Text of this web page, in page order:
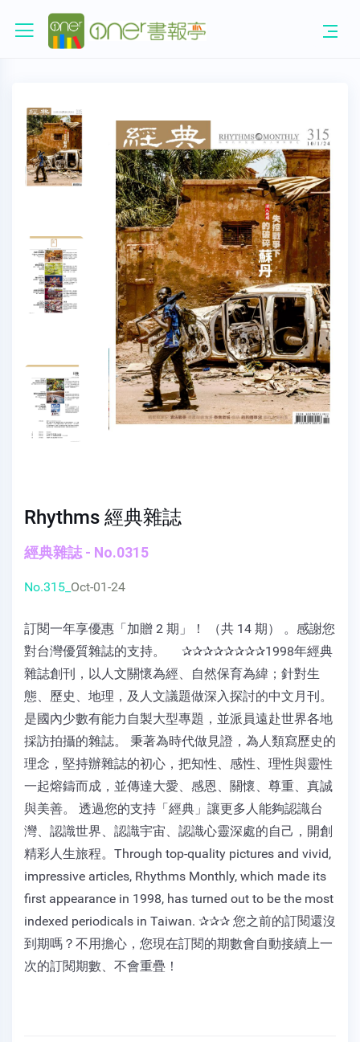
Rhythms 經典雜誌
經典雜誌 - No.0315
No.315_ Oct-01-24
訂閱一年享優惠「加贈 2 期」！ （共 14 期） 。感謝您
對台灣優質雜誌的支持。 ✰✰✰✰✰✰✰✰1998年經典
雜誌創刊，以人文關懷為經、自然保育為緯；針對生
態、歷史、地理，及人文議題做深入探討的中文月刊。
是國內少數有能力自製大型專題，並派員遠赴世界各地
採訪拍攝的雜誌。 秉著為時代做見證，為人類寫歷史的
理念，堅持辦雜誌的初心，把知性、感性、理性與靈性
一起熔鑄而成，並傳達大愛、感恩、關懷、尊重、真誠
與美善。 透過您的支持「經典」讓更多人能夠認識台
灣、認識世界、認識宇宙、認識心靈深處的自己，開創
精彩人生旅程。Through top-quality pictures and vivid,
impressive articles, Rhythms Monthly, which made its
first appearance in 1998, has turned out to be the most
indexed periodicals in Taiwan. ✰✰✰ 您之前的訂閱還沒
到期嗎？不用擔心，您現在訂閱的期數會自動接續上一
次的訂閱期數、不會重疊！